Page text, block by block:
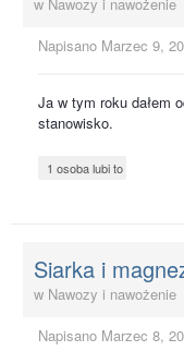
Napisano Marzec 9,
Ja w tym roku dałem
stanowisko.
1 osoba lubi to
Siarka i
w Nawozy i nawożenie
Napisano Marzec 8,